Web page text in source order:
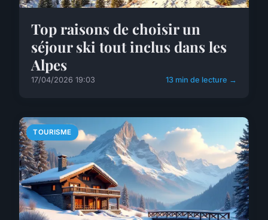
Top raisons de choisir un
séjour ski tout inclus dans les
Alpes
17/04/2026 19:03 13 min de lecture →
TOURISME